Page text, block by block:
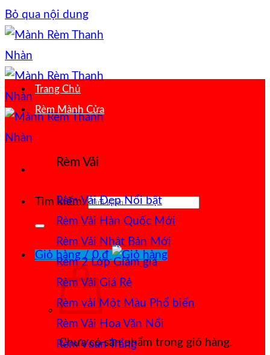
Bỏ qua nội dung
Tìm kiếm:
Giỏ hàng /0₫
Chưa có sản phẩm trong giỏ hàng.
Trang Chủ
Rèm Mành Cửa
Rèm Vải
Rèm Vải Đẹp
Rèm Vải Hàn Quốc
Rèm Vải Nhật Bản
Rèm 2 Lớp
Rèm Vải Giá Rẻ
Rèm vải Một Màu
Rèm Vải Hoa Văn Nổi
Rèm Voan Trắng